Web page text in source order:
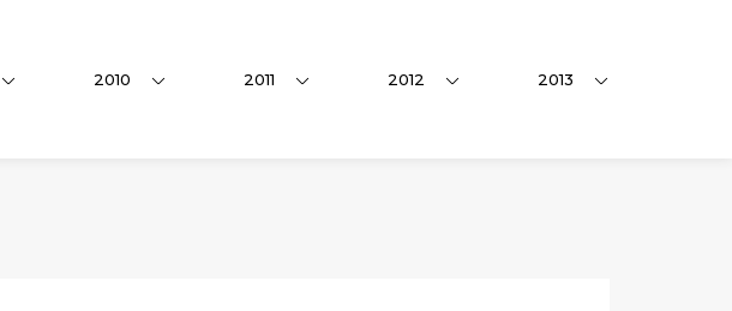
2010 2011 2012 2013